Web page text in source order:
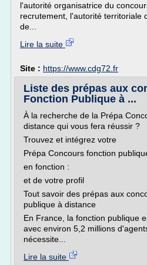
l'autorité organisatrice du
recrutement, l'autorité territoriale
de...
Lire la suite
Site : https://www.cdg72.fr
Liste des prépas aux
Fonction Publique à ...
À la recherche de la Prépa
distance qui vous fera réussir ?
Trouvez et intégrez votre
Prépa Concours fonction
en fonction :
et de votre profil
Tout savoir des prépas aux
publique à distance
En France, la fonction publique
avec environ 5,2 millions
nécessite...
Lire la suite